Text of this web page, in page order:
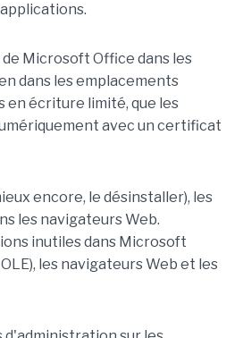
Microsoft Office dans les
dans les emplacements
en écriture limité, que les
avec un certificat
encore, le désinstaller), les
les navigateurs Web.
inutiles dans Microsoft
les navigateurs Web et les